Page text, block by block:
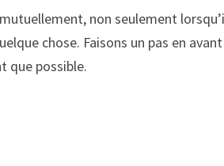
non seulement
chose. Faisons un pas en
que possible.